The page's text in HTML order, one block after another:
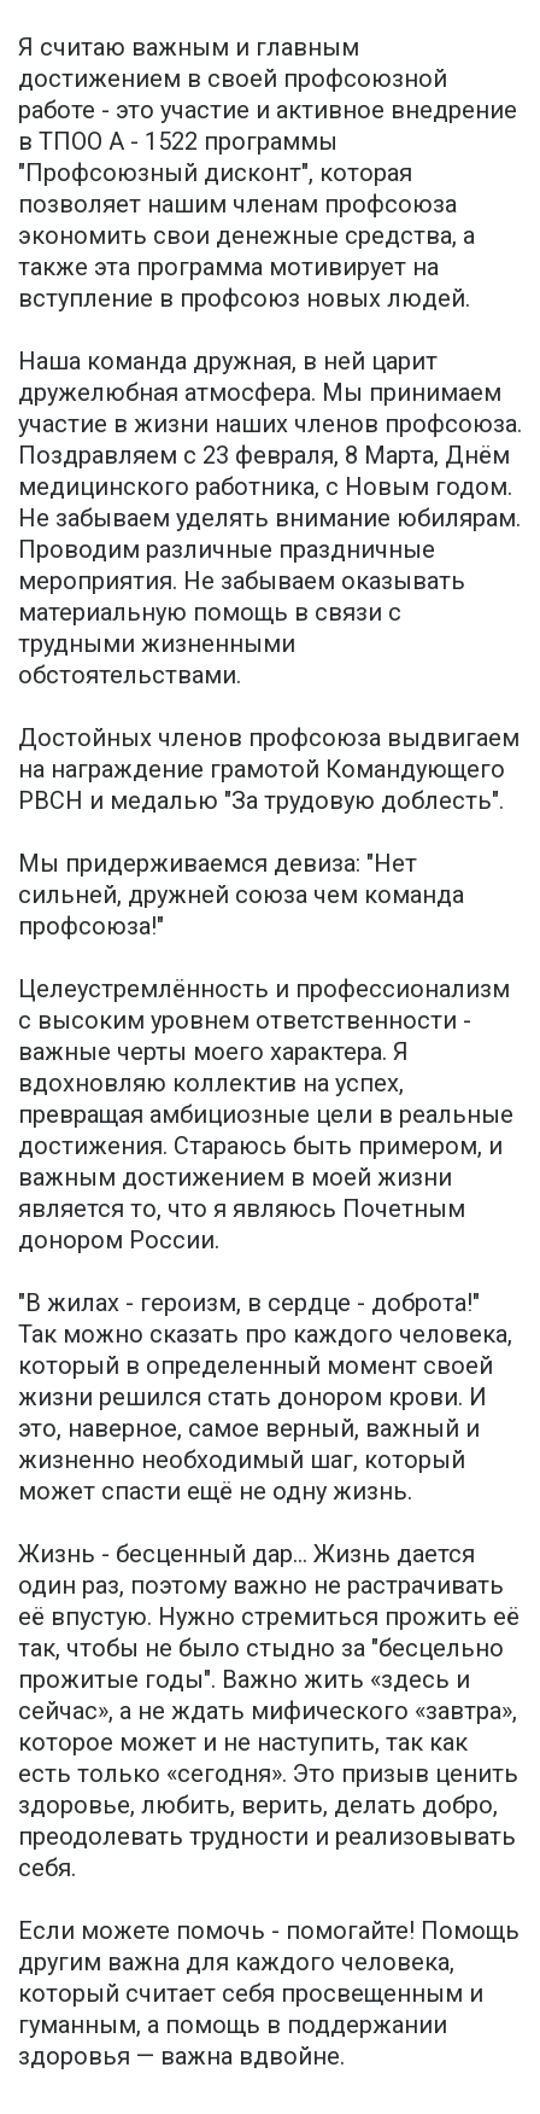
Я считаю важным и главным
достижением в своей профсоюзной
работе - это участие и активное внедрение
в ТПОО А - 1522 программы
"Профсоюзный дисконт", которая
позволяет нашим членам профсоюза
экономить свои денежные средства, а
также эта программа мотивирует на
вступление в профсоюз новых людей.
Наша команда дружная, в ней царит
дружелюбная атмосфера. Мы принимаем
участие в жизни наших членов профсоюза.
Поздравляем с 23 февраля, 8 Марта, Днём
медицинского работника, с Новым годом.
Не забываем уделять внимание юбилярам.
Проводим различные праздничные
мероприятия. Не забываем оказывать
материальную помощь в связи с
трудными жизненными
обстоятельствами.
Достойных членов профсоюза выдвигаем
на награждение грамотой Командующего
РВСН и медалью "За трудовую доблесть".
Мы придерживаемся девиза: "Нет
сильней, дружней союза чем команда
профсоюза!"
Целеустремлённость и профессионализм
с высоким уровнем ответственности -
важные черты моего характера. Я
вдохновляю коллектив на успех,
превращая амбициозные цели в реальные
достижения. Стараюсь быть примером, и
важным достижением в моей жизни
является то, что я являюсь Почетным
донором России.
"В жилах - героизм, в сердце - доброта!"
Так можно сказать про каждого человека,
который в определенный момент своей
жизни решился стать донором крови. И
это, наверное, самое верный, важный и
жизненно необходимый шаг, который
может спасти ещё не одну жизнь.
Жизнь - бесценный дар... Жизнь дается
один раз, поэтому важно не растрачивать
её впустую. Нужно стремиться прожить её
так, чтобы не было стыдно за "бесцельно
прожитые годы". Важно жить «здесь и
сейчас», а не ждать мифического «завтра»,
которое может и не наступить, так как
есть только «сегодня». Это призыв ценить
здоровье, любить, верить, делать добро,
преодолевать трудности и реализовывать
себя.
Если можете помочь - помогайте! Помощь
другим важна для каждого человека,
который считает себя просвещенным и
гуманным, а помощь в поддержании
здоровья — важна вдвойне.